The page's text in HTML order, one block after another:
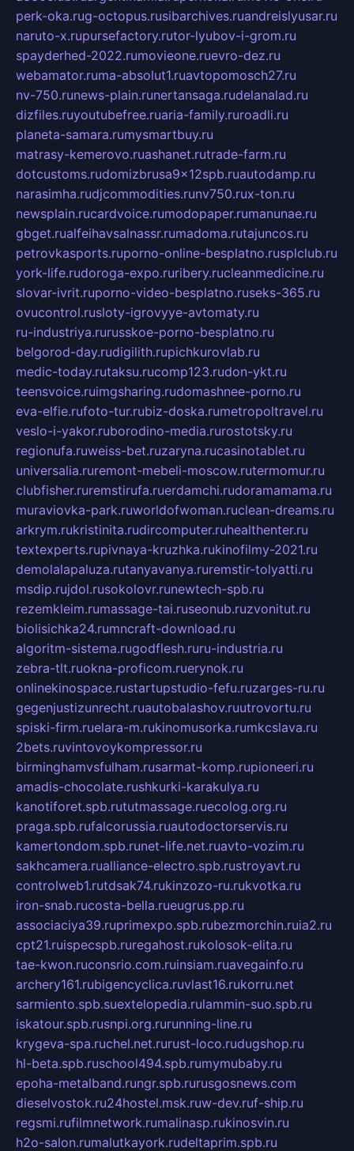
perk-oka.rug-octopus.rusibarchives.ruandreislyusar.ru
naruto-x.rupursefactory.rutor-lyubov-i-grom.ru
spayderhed-2022.rumovieone.ruevro-dez.ru
webamator.ruma-absolut1.ruavtopomosch27.ru
nv-750.runews-plain.runertansaga.rudelanalad.ru
dizfiles.ruyoutubefree.ruaria-family.ruroadli.ru
planeta-samara.rumysmartbuy.ru
matrasy-kemerovo.ruashanet.rutrade-farm.ru
dotcustoms.rudomizbrusa9x12spb.ruautodamp.ru
narasimha.rudjcommodities.runv750.rux-ton.ru
newsplain.rucardvoice.rumodopaper.rumanunae.ru
gbget.rualfeihavsalnassr.rumadoma.rutajuncos.ru
petrovkasports.ruporno-online-besplatno.rusplclub.ru
york-life.rudoroga-expo.ruribery.rucleanmedicine.ru
slovar-ivrit.ruporno-video-besplatno.ruseks-365.ru
ovucontrol.rusloty-igrovyye-avtomaty.ru
ru-industriya.rurusskoe-porno-besplatno.ru
belgorod-day.rudigilith.rupichkurovlab.ru
medic-today.rutaksu.rucomp123.rudon-ykt.ru
teensvoice.ruimgsharing.rudomashnee-porno.ru
eva-elfie.rufoto-tur.rubiz-doska.rumetropoltravel.ru
veslo-i-yakor.ruborodino-media.rurostotsky.ru
regionufa.ruweiss-bet.ruzaryna.rucasinotablet.ru
universalia.ruremont-mebeli-moscow.rutermomur.ru
clubfisher.ruremstirufa.ruerdamchi.rudoramamama.ru
muraviovka-park.ruworldofwoman.ruclean-dreams.ru
arkrym.rukristinita.rudircomputer.ruhealthenter.ru
textexperts.rupivnaya-kruzhka.rukinofilmy-2021.ru
demolalapaluza.rutanyavanya.ruremstir-tolyatti.ru
msdip.rujdol.rusokolovr.runewtech-spb.ru
rezemkleim.rumassage-tai.ruseonub.ruzvonitut.ru
biolisichka24.rumncraft-download.ru
algoritm-sistema.rugodflesh.ruru-industria.ru
zebra-tlt.ruokna-proficom.ruerynok.ru
onlinekinospace.rustartupstudio-fefu.ruzarges-ru.ru
gegenjustizunrecht.ruautobalashov.ruutrovortu.ru
spiski-firm.ruelara-m.rukinomusorka.rumkcslava.ru
2bets.ruvintovoykompressor.ru
birminghamvsfulham.rusarmat-komp.rupioneeri.ru
amadis-chocolate.rushkurki-karakulya.ru
kanotiforet.spb.rututmassage.ruecolog.org.ru
praga.spb.rufalcorussia.ruautodoctorservis.ru
kamertondom.spb.runet-life.net.ruavto-vozim.ru
sakhcamera.rualliance-electro.spb.rustroyavt.ru
controlweb1.rutdsak74.rukinzozo-ru.rukvotka.ru
iron-snab.rucosta-bella.rueugrus.pp.ru
associaciya39.ruprimexpo.spb.rubezmorchin.ruia2.ru
cpt21.ruispecspb.ruregahost.rukolosok-elita.ru
tae-kwon.ruconsrio.com.ruinsiam.ruavegainfo.ru
archery161.rubigencyclica.ruvlast16.rukorru.net
sarmiento.spb.suextelopedia.rulammin-suo.spb.ru
iskatour.spb.rusnpi.org.rurunning-line.ru
krygeva-spa.ruchel.net.rurust-loco.rudugshop.ru
hl-beta.spb.ruschool494.spb.rumymubaby.ru
epoha-metalband.rungr.spb.rurusgosnews.com
dieselvostok.ru24hostel.msk.ruw-dev.ruf-ship.ru
regsmi.rufilmnetwork.rumalinasp.rukinosvin.ru
h2o-salon.rumalutkayork.rudeltaprim.spb.ru